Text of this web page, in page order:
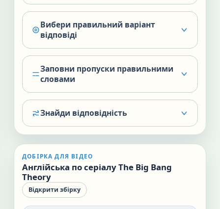
Вибери правильний варіант
відповіді
Заповни пропуски правильними
словами
Знайди відповідність
ДОБІРКА ДЛЯ ВІДЕО
Англійська по серіалу The Big Bang
Theory
Відкрити збірку